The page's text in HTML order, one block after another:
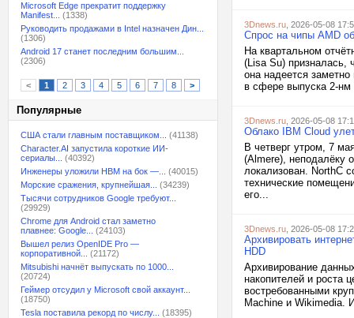
Microsoft Edge прекратит поддержку
Manifest...
(1338)
Руководить продажами в Intel назначен Дин...
(1306)
Android 17 станет последним большим...
(2306)
< 1 2 3 4 5 6 7 8 >
Популярные
США стали главным поставщиком...
(41138)
Character.AI запустила короткие ИИ-
сериалы...
(40392)
Инженеры уложили HBM на бок —...
(40015)
Морские сражения, крупнейшая...
(34239)
Тысячи сотрудников Google требуют...
(29929)
Chrome для Android стал заметно
плавнее: Google...
(24103)
Вышел релиз OpenIDE Pro —
корпоративной...
(21172)
Mitsubishi начнёт выпускать по 1000...
(20724)
Геймер отсудил у Microsoft свой аккаунт...
(18750)
Tesla поставила рекорд по числу...
(18395)
3Dnews.ru , 2026-05-08
Спрос на чипы AMD
На квартальном
(Lisa Su) призналась,
она надеется
в сфере выпуска 2-нм
3Dnews.ru , 2026-05-08
Облако IBM Cloud
В четверг утром, 7
(Almere), неподалёку
локализован. NorthC
технические
его...
3Dnews.ru , 2026-05-08
Архивировать
HDD
Архивирование
накопителей и роста
востребованными
Machine и Wikimedia.